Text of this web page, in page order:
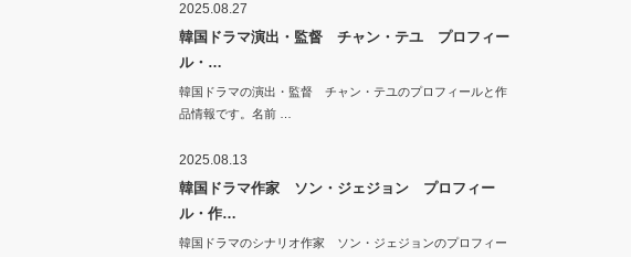
2025.08.27
韓国ドラマ演出・監督 チャン・テユ プロフィー
ル・…
韓国ドラマの演出・監督 チャン・テユのプロフィールと作
品情報です。名前 …
2025.08.13
韓国ドラマ作家 ソン・ジェジョン プロフィー
ル・作…
韓国ドラマのシナリオ作家 ソン・ジェジョンのプロフィー